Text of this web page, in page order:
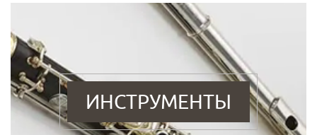
ИНСТРУМЕНТЫ